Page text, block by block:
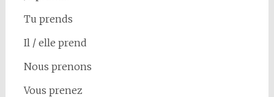
Tu prends
Il / elle prend
Nous prenons
Vous prenez